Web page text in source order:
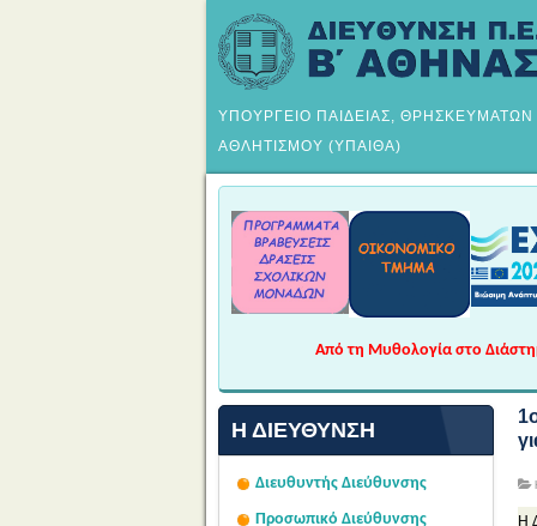
ΥΠΟΥΡΓΕΙΟ ΠΑΙΔΕΙΑΣ, ΘΡΗΣΚΕΥΜΑΤΩΝ
ΑΘΛΗΤΙΣΜΟΥ (ΥΠΑΙΘΑ)
Από τη Μυθολογία στο
Η ΔΙΕΎΘΥΝΣΗ
Διευθυντής Διεύθυνσης
Προσωπικό Διεύθυνσης
Η